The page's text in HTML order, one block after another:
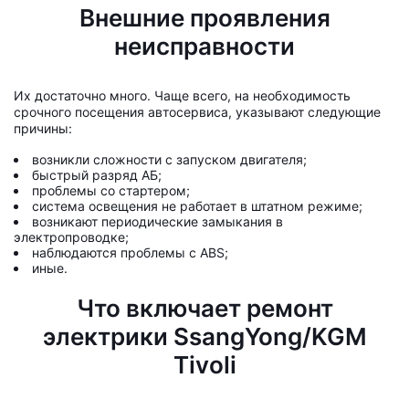
Внешние проявления
неисправности
Их достаточно много. Чаще всего, на необходимость
срочного посещения автосервиса, указывают следующие
причины:
возникли сложности с запуском двигателя;
быстрый разряд АБ;
проблемы со стартером;
система освещения не работает в штатном режиме;
возникают периодические замыкания в
электропроводке;
наблюдаются проблемы с ABS;
иные.
Что включает ремонт
электрики SsangYong/KGM
Tivoli